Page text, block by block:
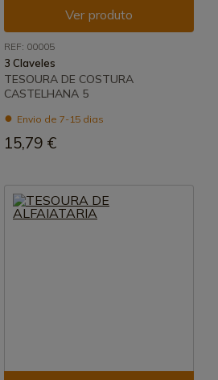
Ver produto
REF: 00005
3 Claveles
TESOURA DE COSTURA
CASTELHANA 5
Envio de 7-15 dias
15,79 €